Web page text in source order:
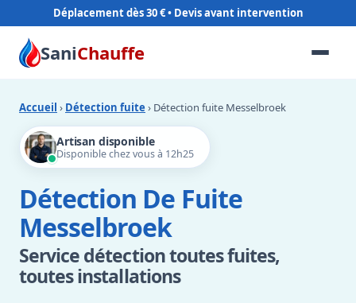
Déplacement dès 30 €
SaniChauffe
Accueil › Détection fuite › Détection fuite Messelbroek
Artisan disponible
Disponible chez vous à 12h25
Détection De Fuite
Messelbroek
Service détection toutes fuites,
toutes installations